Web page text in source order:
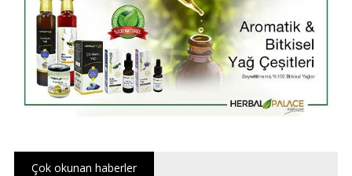
Çok okunan haberler